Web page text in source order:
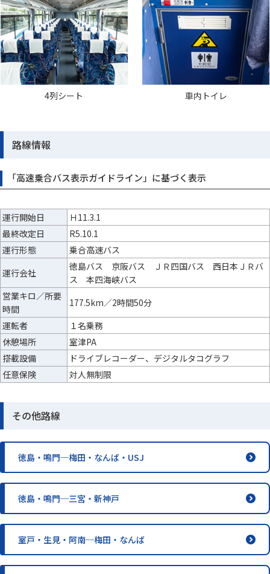
4列シート 車内トイレ
路線情報
「高速乗合バス表示ガイドライン」に基づく表示
運行開始日
Ｈ11.3.1
最終改定日
R5.10.1
運行形態
乗合高速バス
運行会社
徳島バス 京阪バス ＪＲ四国バス 西日本ＪＲバ
ス 本四海峡バス
営業キロ／所要
時間
177.5km／2時間50分
運転者
１名乗務
休憩場所
室津PA
搭載設備
ドライブレコーダー、デジタルタコグラフ
任意保険
対人無制限
その他路線
徳島・鳴門─梅田・なんば・USJ
徳島・鳴門─三宮・新神戸
室戸・生見・阿南─梅田・なんば